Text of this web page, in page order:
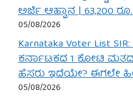
ಅರ್ಜಿ ಆಹ್ವಾನ | 63,200
05/08/2026
Karnataka Voter List
ಕರ್ನಾಟಕದ 1 ಕೋಟಿ
ಹೆಸರು ಇದೆಯೇ? ಈಗಲೇ
05/08/2026